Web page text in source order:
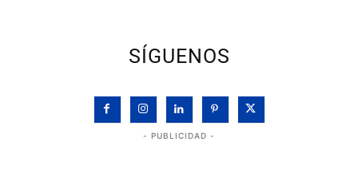
SÍGUENOS
- PUBLICIDAD -